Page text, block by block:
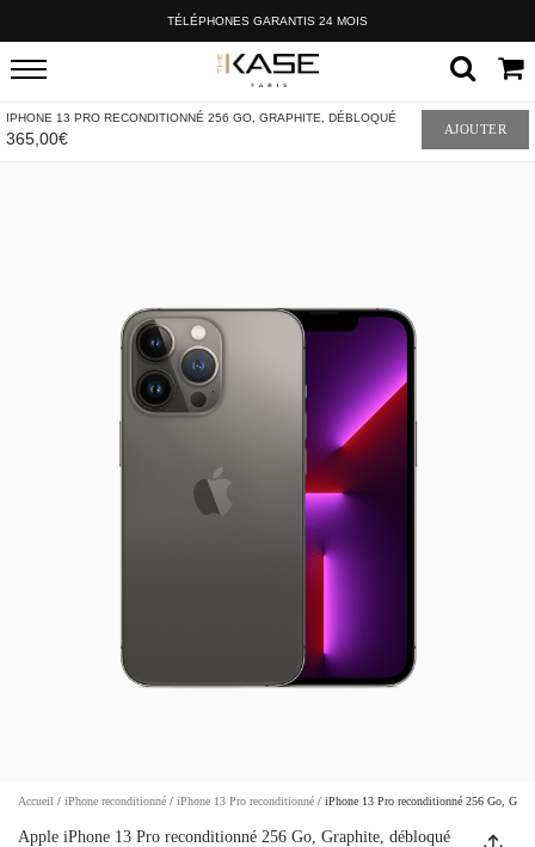
TÉLÉPHONES GARANTIS 24 MOIS
IPHONE 13 PRO RECONDITIONNÉ 256 GO, GRAPHITE, DÉBLOQUÉ
365,00€ AJOUTER
Accueil / iPhone reconditionné / iPhone 13 Pro reconditionné / iPhone 13 Pro reconditionné 256 Go,
Apple iPhone 13 Pro reconditionné 256 Go, Graphite, débloqué